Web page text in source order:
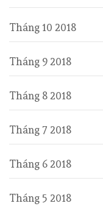
Tháng 10 2018
Tháng 9 2018
Tháng 8 2018
Tháng 7 2018
Tháng 6 2018
Tháng 5 2018